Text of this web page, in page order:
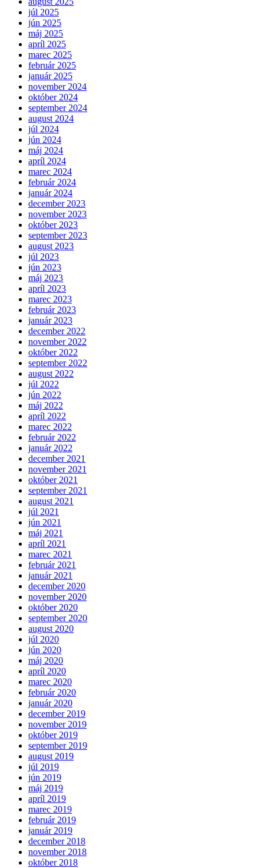
júl 2025
jún 2025
máj 2025
apríl 2025
marec 2025
február 2025
január 2025
november 2024
október 2024
september 2024
august 2024
júl 2024
jún 2024
máj 2024
apríl 2024
marec 2024
február 2024
január 2024
december 2023
november 2023
október 2023
september 2023
august 2023
júl 2023
jún 2023
máj 2023
apríl 2023
marec 2023
február 2023
január 2023
december 2022
november 2022
október 2022
september 2022
august 2022
júl 2022
jún 2022
máj 2022
apríl 2022
marec 2022
február 2022
január 2022
december 2021
november 2021
október 2021
september 2021
august 2021
júl 2021
jún 2021
máj 2021
apríl 2021
marec 2021
február 2021
január 2021
december 2020
november 2020
október 2020
september 2020
august 2020
júl 2020
jún 2020
máj 2020
apríl 2020
marec 2020
február 2020
január 2020
december 2019
november 2019
október 2019
september 2019
august 2019
júl 2019
jún 2019
máj 2019
apríl 2019
marec 2019
február 2019
január 2019
december 2018
november 2018
október 2018